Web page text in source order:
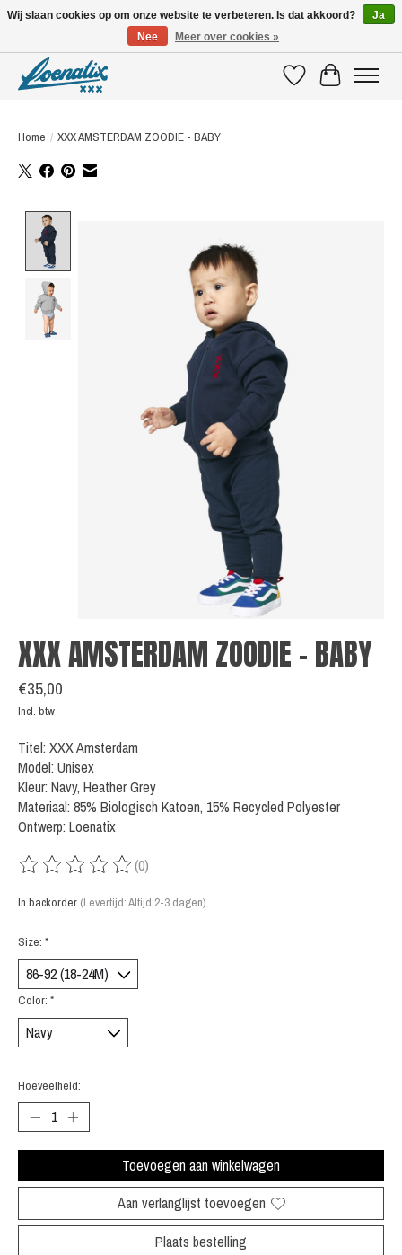
VerlanglijstWinkelwagen
Home / XXX AMSTERDAM ZOODIE - BABY
XXX AMSTERDAM ZOODIE - BABY
€35,00
Incl. btw
Titel: XXX Amsterdam
Model: Unisex
Kleur: Navy, Heather Grey
Materiaal: 85% Biologisch Katoen, 15% Recycled Polyester
Ontwerp: Loenatix
De beoordeling van dit product is
(0)
In backorder (Levertijd: Altijd 2-3 dagen)
Size: *
Color: *
Hoeveelheid:
Toevoegen aan winkelwagen
Aan verlanglijst toevoegen
Plaats bestelling
Wij slaan cookies op om onze website te verbeteren. Is dat akkoord?
Ja
Nee
Meer over cookies »